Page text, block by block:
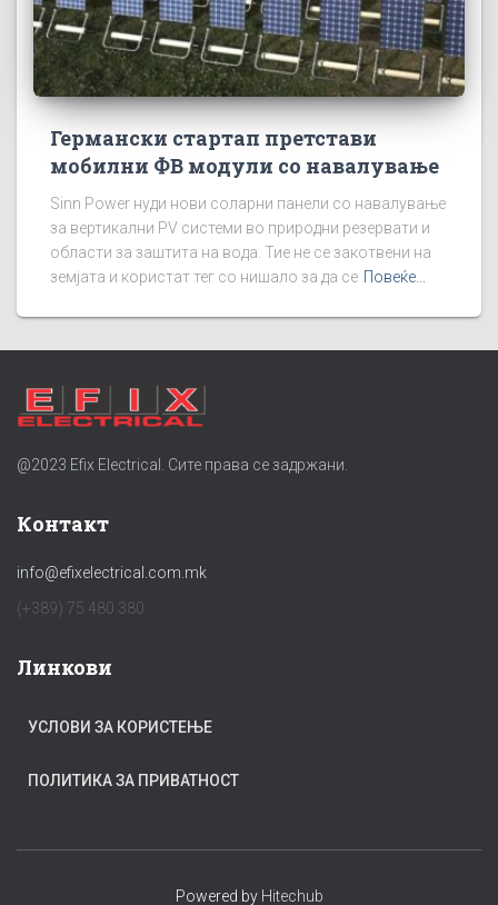
Германски стартап претстави
мобилни ФВ модули со навалување
Sinn Power нуди нови соларни панели со навалување
за вертикални PV системи во природни резервати и
области за заштита на вода. Тие не се закотвени на
земјата и користат тег со нишало за да се Повеќе...
@2023 Efix Electrical. Сите права се задржани.
Контакт
info@efixelectrical.com.mk
(+389) 75 480 380
Линкови
УСЛОВИ ЗА КОРИСТЕЊЕ
ПОЛИТИКА ЗА ПРИВАТНОСТ
Powered by Hitechub